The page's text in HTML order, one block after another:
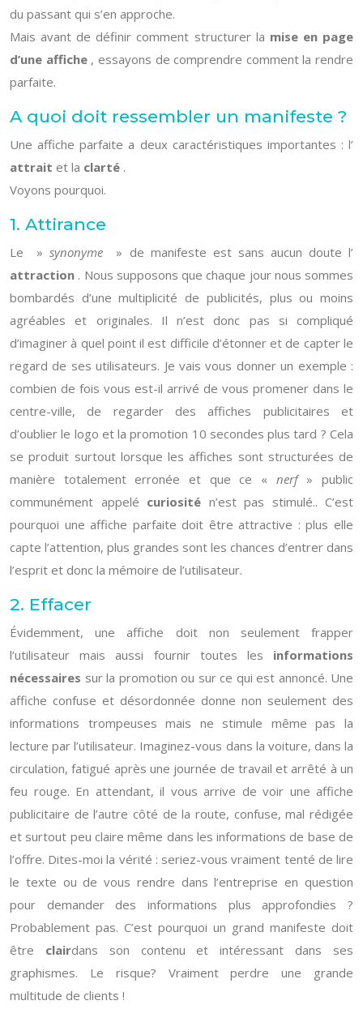
du passant qui s’en approche.
Mais avant de définir comment structurer la mise en page
d’une affiche, essayons de comprendre comment la rendre
parfaite.
A quoi doit ressembler un manifeste ?
Une affiche parfaite a deux caractéristiques importantes : l’
attrait et la clarté .
Voyons pourquoi.
1. Attirance
Le »synonyme » de manifeste est sans aucun doute l’
attraction . Nous supposons que chaque jour nous sommes
bombardés d’une multiplicité de publicités, plus ou moins
agréables et originales. Il n’est donc pas si compliqué
d’imaginer à quel point il est difficile d’étonner et de capter le
regard de ses utilisateurs. Je vais vous donner un exemple :
combien de fois vous est-il arrivé de vous promener dans le
centre-ville, de regarder des affiches publicitaires et
d’oublier le logo et la promotion 10 secondes plus tard ? Cela
se produit surtout lorsque les affiches sont structurées de
manière totalement erronée et que ce « nerf» public
communément appelé curiosité n’est pas stimulé.. C’est
pourquoi une affiche parfaite doit être attractive : plus elle
capte l’attention, plus grandes sont les chances d’entrer dans
l’esprit et donc la mémoire de l’utilisateur.
2. Effacer
Évidemment, une affiche doit non seulement frapper
l’utilisateur mais aussi fournir toutes les informations
nécessaires sur la promotion ou sur ce qui est annoncé. Une
affiche confuse et désordonnée donne non seulement des
informations trompeuses mais ne stimule même pas la
lecture par l’utilisateur. Imaginez-vous dans la voiture, dans la
circulation, fatigué après une journée de travail et arrêté à un
feu rouge. En attendant, il vous arrive de voir une affiche
publicitaire de l’autre côté de la route, confuse, mal rédigée
et surtout peu claire même dans les informations de base de
l’offre. Dites-moi la vérité : seriez-vous vraiment tenté de lire
le texte ou de vous rendre dans l’entreprise en question
pour demander des informations plus approfondies ?
Probablement pas. C’est pourquoi un grand manifeste doit
être clairdans son contenu et intéressant dans ses
graphismes. Le risque? Vraiment perdre une grande
multitude de clients !